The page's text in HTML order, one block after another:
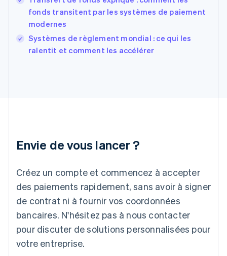
fonds transitent par les systèmes de paiement
modernes
Systèmes de règlement mondial : ce qui les
ralentit et comment les accélérer
Envie de vous lancer ?
Créez un compte et commencez à accepter
des paiements rapidement, sans avoir à signer
de contrat ni à fournir vos coordonnées
bancaires. N'hésitez pas à nous contacter
pour discuter de solutions personnalisées pour
votre entreprise.
FrançaisEnglish
Gibraltar
English
Grèce
Japon
Lettonie
English
Liechtenstein
DeutschEnglish
Lituanie
Luxembourg
FrançaisDeutschEnglish